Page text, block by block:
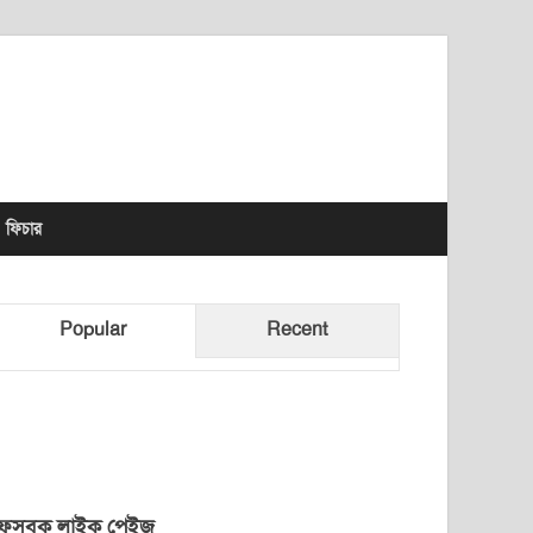
ফিচার
Popular Recent
লাইক পেইজ